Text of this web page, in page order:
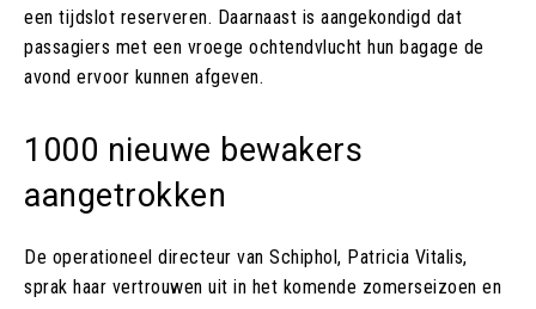
een tijdslot reserveren. Daarnaast is aangekondigd dat
passagiers met een vroege ochtendvlucht hun bagage de
avond ervoor kunnen afgeven.
1000 nieuwe bewakers
aangetrokken
De operationeel directeur van Schiphol, Patricia Vitalis,
sprak haar vertrouwen uit in het komende zomerseizoen en